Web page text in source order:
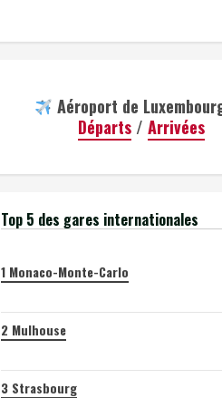
Aéroport de
Départs /Arrivées
Top 5 des gares internationales
1 Monaco-Monte-Carlo
2 Mulhouse
3 Strasbourg